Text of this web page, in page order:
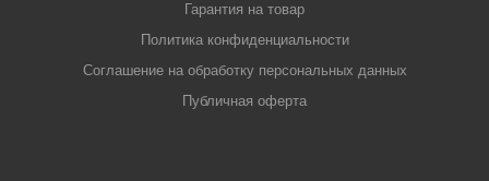
Гарантия на товар
Политика конфиденциальности
Соглашение на обработку персональных данных
Публичная оферта